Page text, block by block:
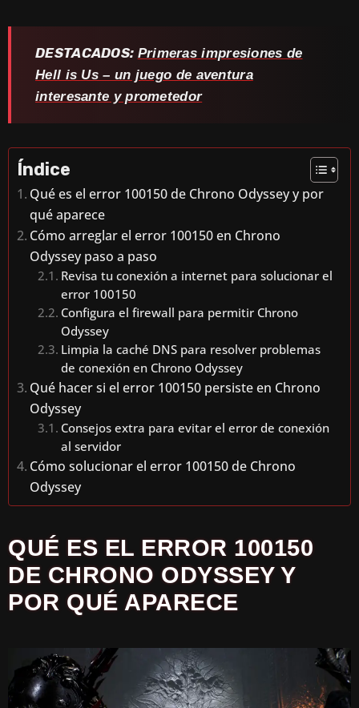
DESTACADOS: Primeras impresiones de
Hell is Us – un juego de aventura
interesante y prometedor
Índice
Qué es el error 100150 de Chrono Odyssey y por
qué aparece
Cómo arreglar el error 100150 en Chrono
Odyssey paso a paso
Revisa tu conexión a internet para solucionar el
error 100150
Configura el firewall para permitir Chrono
Odyssey
Limpia la caché DNS para resolver problemas
de conexión en Chrono Odyssey
Qué hacer si el error 100150 persiste en Chrono
Odyssey
Consejos extra para evitar el error de conexión
al servidor
Cómo solucionar el error 100150 de Chrono
Odyssey
QUÉ ES EL ERROR 100150
DE CHRONO ODYSSEY Y
POR QUÉ APARECE